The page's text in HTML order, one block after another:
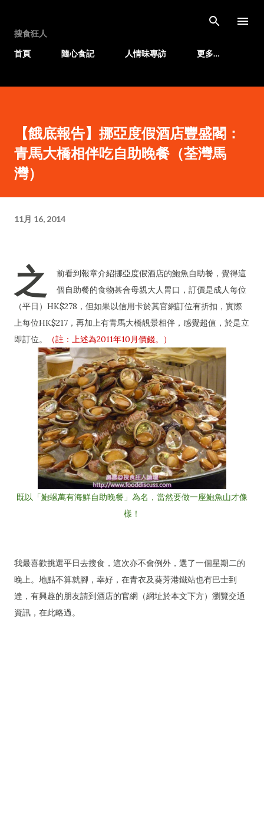
搜食狂人
首頁
隨心食記 人情味專訪 更多…
【餓底報告】挪亞度假酒店豐盛閣：
青馬大橋相伴吃自助晚餐（荃灣馬
灣）
11月 16, 2014
之
前看到報章介紹挪亞度假酒店的鮑魚自助餐，覺得這
個自助餐的食物甚合母親大人胃口，訂價是成人每位
（平日）HK$278，但如果以信用卡於其官網訂位有折扣，實際
上每位HK$217，再加上有青馬大橋靚景相伴，感覺超值，於是立
即訂位。
（註：上述為2011年10月價錢。）
既以「鮑螺萬有海鮮自助晚餐」為名，當然要做一座鮑魚山才像
樣！
我最喜歡挑選平日去搜食，這次亦不會例外，選了一個星期二的
晚上。地點不算就腳，幸好，在青衣及葵芳港鐵站也有巴士到
達，有興趣的朋友請到酒店的官網（網址於本文下方）瀏覽交通
資訊，在此略過。